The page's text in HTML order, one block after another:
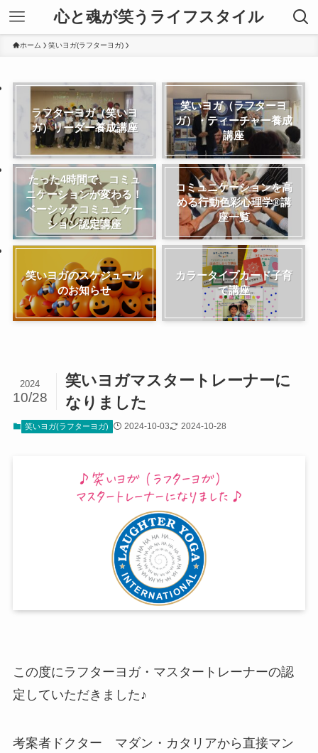
心と魂が笑うライフスタイル
ホーム 笑いヨガ(ラフターヨガ)
ラフターヨガ（笑いヨ
ガ）リーダー養成講座
笑いヨガ（ラフターヨ
ガ）・ティーチャー養成
講座
たった4時間で、コミュ
ニケーションが変わる！
ベーシックコミュニケー
ション認定講座
コミュニケーションを高
める行動色彩心理学®講
座一覧
笑いヨガのスケジュール
のお知らせ
カラータイプカード子育
て講座
笑いヨガマスタートレーナーに
なりました
2024
10/28
笑いヨガ(ラフターヨガ) 2024-10-03 2024-10-28
この度にラフターヨガ・マスタートレーナーの認
定していただきました♪
考案者ドクター マダン・カタリアから直接マン